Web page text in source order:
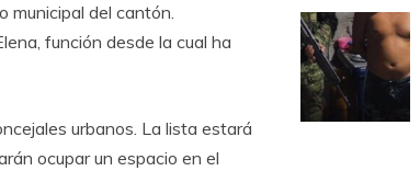
municipal del cantón.
función desde la cual ha
urbanos. La lista estará
ocupar un espacio en el